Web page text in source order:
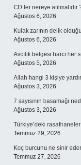
CD’ler nereye atılmalıdır
Ağustos 6, 2026
Kulak zarının delik
Ağustos 6, 2026
Avcılık belgesi harcı her
Ağustos 5, 2026
Allah hangi 3 kişiye
Ağustos 3, 2026
7 sayısının basamağı
Ağustos 3, 2026
Türkiye’deki
Temmuz 29, 2026
Koç burcunu ne sinir
Temmuz 27, 2026